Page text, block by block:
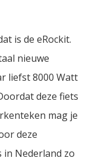
is de eRockit.
nieuwe
liefst 8000 Watt
deze fiets
mag je
deze
Nederland zo